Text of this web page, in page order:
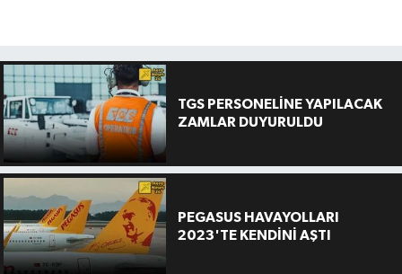
TGS PERSONELİNE YAPILACAK
ZAMLAR DUYURULDU
PEGASUS HAVAYOLLARI
2023'TE KENDİNİ AŞTI